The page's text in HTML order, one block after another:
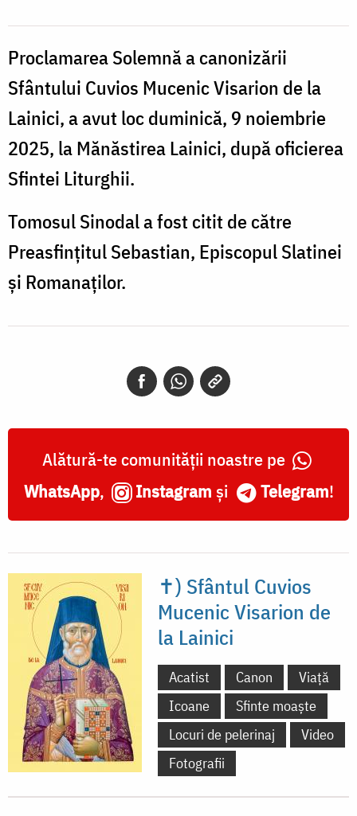
Proclamarea Solemnă a canonizării
Sfântului Cuvios Mucenic Visarion de la
Lainici, a avut loc duminică, 9 noiembrie
2025, la Mănăstirea Lainici, după oficierea
Sfintei Liturghii.
Tomosul Sinodal a fost citit de către
Preasfințitul Sebastian, Episcopul Slatinei
și Romanaților.
Alătură-te comunității noastre pe
WhatsApp, Instagram și Telegram!
✝) Sfântul Cuvios
Mucenic Visarion de
la Lainici
Acatist Canon
Viață
Icoane
Sfinte moaște
Locuri de pelerinaj
Video
Fotografii